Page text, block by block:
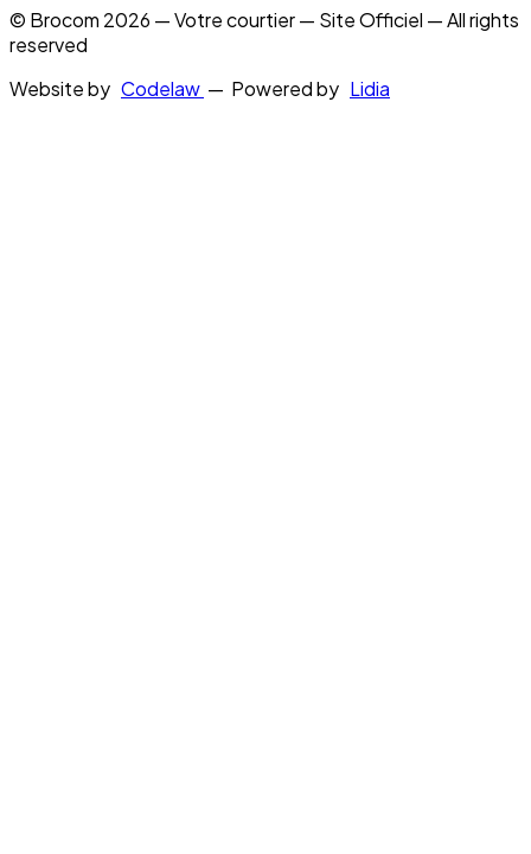
© Brocom 2026 — Votre courtier — Site Officiel — All rights
reserved
Website by Codelaw — Powered by Lidia